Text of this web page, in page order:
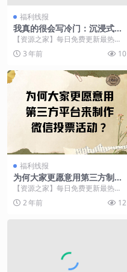
福利线报
我真的很会写冷门：沉浸式编
制现金流量表之经营活动现金
流入
【资源之家】每日免费更新最热门
的副业项目资源 张小瓜在今年1月
份的时候尝试借鉴审...
3 年前 10
福利线报
为何大家更愿意用第三方制作
平台来做微信投票活动？
【资源之家】每日免费更新最热门
的副业项目资源 在互联网飞速发展
的现在，微信投票活...
2 年前 12